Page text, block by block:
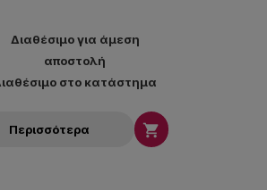
Διαθέσιμο για άμεση
αποστολή
στο κατάστημα
Περισσότερα 